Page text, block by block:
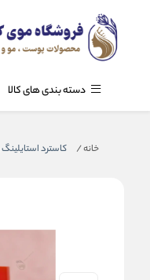
دسته بندی های کالا
خانه/ کاسترد